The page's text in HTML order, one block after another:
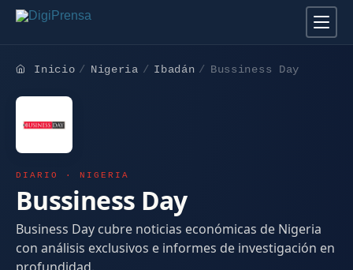
Inicio Nigeria Ibadán Bussiness Day
DIARIO · NIGERIA
Bussiness Day
Business Day cubre noticias económicas de Nigeria
con análisis exclusivos e informes de investigación en